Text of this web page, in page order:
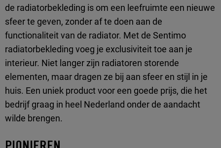
de radiatorbekleding is om een leefruimte een nieuwe
sfeer te geven, zonder af te doen aan de
functionaliteit van de radiator. Met de Sentimo
radiatorbekleding voeg je exclusiviteit toe aan je
interieur. Niet langer zijn radiatoren storende
elementen, maar dragen ze bij aan sfeer en stijl in je
huis. Een uniek product voor een goede prijs, die het
bedrijf graag in heel Nederland onder de aandacht
wilde brengen.